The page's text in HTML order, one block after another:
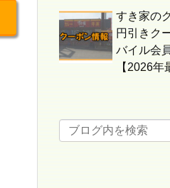
すき家の
円引きク
バイル会
【2026年